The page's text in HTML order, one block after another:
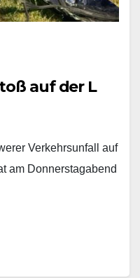
auf der L
Verkehrsunfall auf
am Donnerstagabend